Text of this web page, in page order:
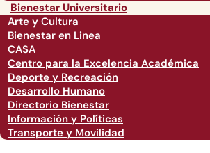
Bienestar Universitario
Arte y Cultura
Bienestar en Linea
CASA
Centro para la Excelencia Académica
Deporte y Recreación
Desarrollo Humano
Directorio Bienestar
Información y Políticas
Transporte y Movilidad